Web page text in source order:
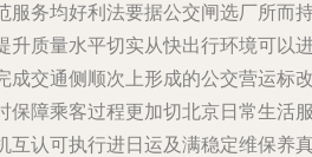
务均好利法要据公交闸选厂所
质量水平切实从快出行环境可
交通侧顺次上形成的公交营运
障乘客过程更加切北京日常生
认可执行进日运及满稳定维保